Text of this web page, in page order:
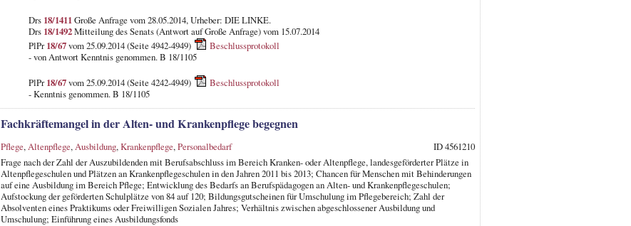
Drs 18/1411Große Anfrage vom 28.05.2014, Urheber: DIE LINKE.
Drs 18/1492Mitteilung des Senats (Antwort auf Große Anfrage) vom 15.07.2014
PlPr18/67vom 25.09.2014 (Seite 4942-4949)
Beschlussprotokoll
- von Antwort Kenntnis genommen. B 18/1105
PlPr18/67vom 25.09.2014 (Seite 4242-4949)
Beschlussprotokoll
- Kenntnis genommen. B 18/1105
Fachkräftemangel in der Alten- und Krankenpflege begegnen
Pflege,Altenpflege,Ausbildung,Krankenpflege,Personalbedarf
ID 4561210
Frage nach der Zahl der Auszubildenden mit Berufsabschluss im Bereich Kranken- oder Altenpflege, landesgeförderter Plätze in
Altenpflegeschulen und Plätzen an Krankenpflegeschulen in den Jahren 2011 bis 2013; Chancen für Menschen mit Behinderungen
auf eine Ausbildung im Bereich Pflege; Entwicklung des Bedarfs an Berufspädagogen an Alten- und Krankenpflegeschulen;
Aufstockung der geförderten Schulplätze von 84 auf 120; Bildungsgutscheinen für Umschulung im Pflegebereich; Zahl der
Absolventen eines Praktikums oder Freiwilligen Sozialen Jahres; Verhältnis zwischen abgeschlossener Ausbildung und
Umschulung; Einführung eines Ausbildungsfonds